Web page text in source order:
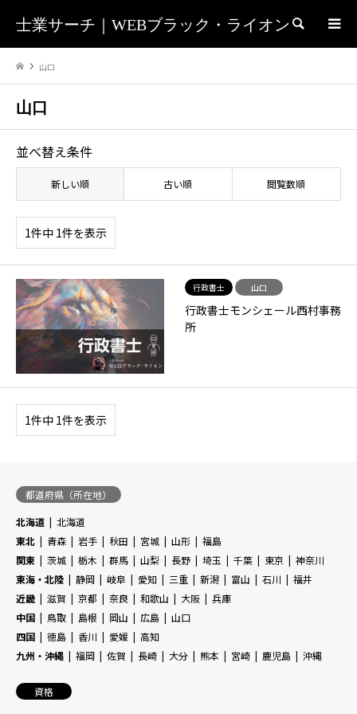
士業サーチ｜WEBブラック・ライオン 検索
山口
山口
並べ替え条件
新しい順 古い順 閲覧数順
1件中 1件を表示
行政書士 山口
行政書士モンシェール西村事務
所
1件中 1件を表示
都道府県（所在地）
北海道
北海道
東北
青森 岩手 秋田 宮城 山形
福島
関東
茨城 栃木 群馬 山梨 長野 埼玉 千葉 東京
神奈川
東海・北陸
静岡 岐阜 愛知 三重 新潟 富山 石川
福井
近畿
滋賀 京都 奈良 和歌山 大阪
兵庫
中国
鳥取 島根 岡山 広島
山口
四国
徳島 香川 愛媛
高知
九州・沖縄
福岡 佐賀 長崎 大分 熊本 宮崎 鹿児島 沖縄
資格